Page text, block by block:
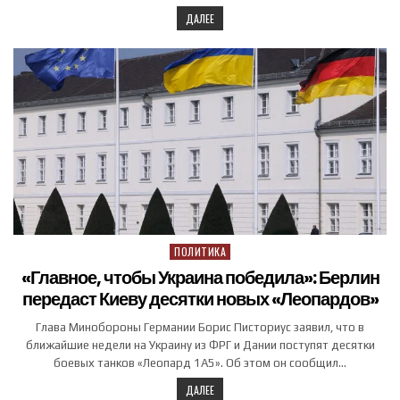
ДАЛЕЕ
Posted in
ПОЛИТИКА
«Главное, чтобы Украина победила»: Берлин
передаст Киеву десятки новых «Леопардов»
Глава Минобороны Германии Борис Писториус заявил, что в
ближайшие недели на Украину из ФРГ и Дании поступят десятки
боевых танков «Леопард 1A5». Об этом он сообщил…
ДАЛЕЕ